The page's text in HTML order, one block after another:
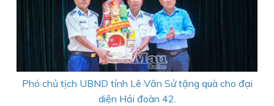
Phó chủ tịch UBND tỉnh Lê Văn Sử tặng quà cho đại
diện Hải đoàn 42.